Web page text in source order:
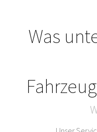
Was